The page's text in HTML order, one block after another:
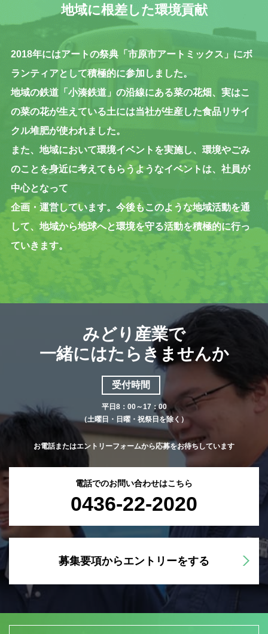
地域に根差した環境貢献
2018年にはアートの祭典「市原市アートミックス」にボ
ランティアとして積極的に参加しました。
地域の鉄道「小湊鉄道」の沿線にある菜の花畑、実はこ
の菜の花が生えている土には当社が生産した食品リサイ
クル堆肥が使われました。
また、地域において環境イベントを実施し、環境やごみ
のことを身近に考えてもらうようなイベントは、社員が
中心となって
企画・運営しています。今後もこのような地域活動を通
して、地域から地球へと環境を守る活動を積極的に行っ
ていきます。
みどり産業で
一緒にはたらきませんか
受付時間
平日8：00～17：00
（土曜日・日曜・祝祭日を除く）
お電話またはエントリーフォームから応募をお待ちしています
電話でのお問い合わせはこちら
0436-22-2020
募集要項からエントリーをする